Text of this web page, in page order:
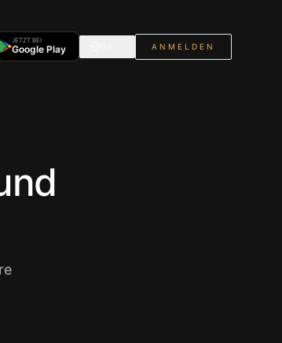
JETZT BEI
Google Play ANMELDEN